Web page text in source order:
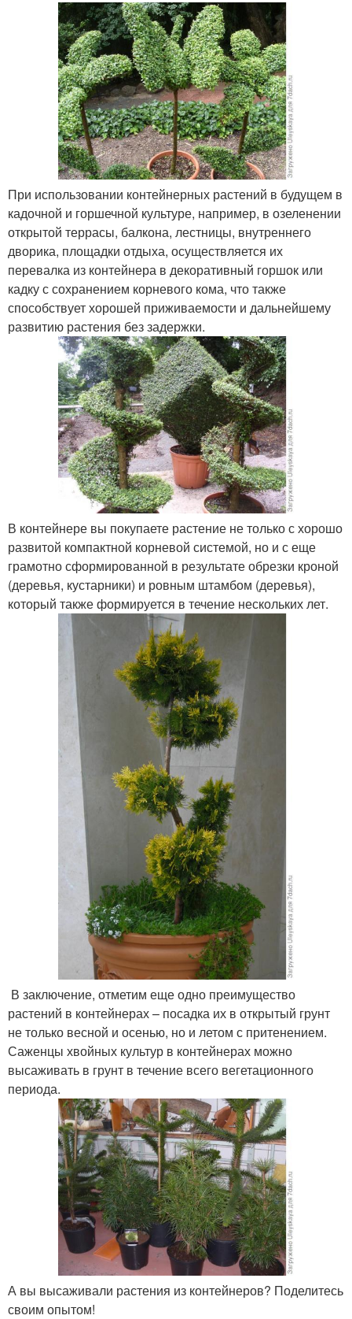
При использовании контейнерных растений в будущем в
кадочной и горшечной культуре, например, в озеленении
открытой террасы, балкона, лестницы, внутреннего
дворика, площадки отдыха, осуществляется их
перевалка из контейнера в декоративный горшок или
кадку с сохранением корневого кома, что также
способствует хорошей приживаемости и дальнейшему
развитию растения без задержки.
В контейнере вы покупаете растение не только с хорошо
развитой компактной корневой системой, но и с еще
грамотно сформированной в результате обрезки кроной
(деревья, кустарники) и ровным штамбом (деревья),
который также формируется в течение нескольких лет.
В заключение, отметим еще одно преимущество
растений в контейнерах – посадка их в открытый грунт
не только весной и осенью, но и летом с притенением.
Саженцы хвойных культур в контейнерах можно
высаживать в грунт в течение всего вегетационного
периода.
А вы высаживали растения из контейнеров? Поделитесь
своим опытом!